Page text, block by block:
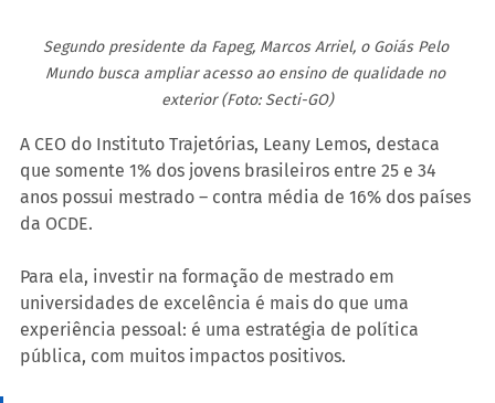
Segundo presidente da Fapeg, Marcos Arriel, o Goiás Pelo
Mundo busca ampliar acesso ao ensino de qualidade no
exterior (Foto: Secti-GO)
A CEO do Instituto Trajetórias, Leany Lemos, destaca
que somente 1% dos jovens brasileiros entre 25 e 34
anos possui mestrado – contra média de 16% dos países
da OCDE.
Para ela, investir na formação de mestrado em
universidades de excelência é mais do que uma
experiência pessoal: é uma estratégia de política
pública, com muitos impactos positivos.